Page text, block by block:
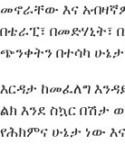
መኖራቸው እና
በቴራፒ፣ በመድሃኒት፣
ጭንቀትን በተሳካ
እርዳታ ከመፈለግ
ልክ እንደ ስኳር በሽታ
የሕክምና ሁኔታ ነው